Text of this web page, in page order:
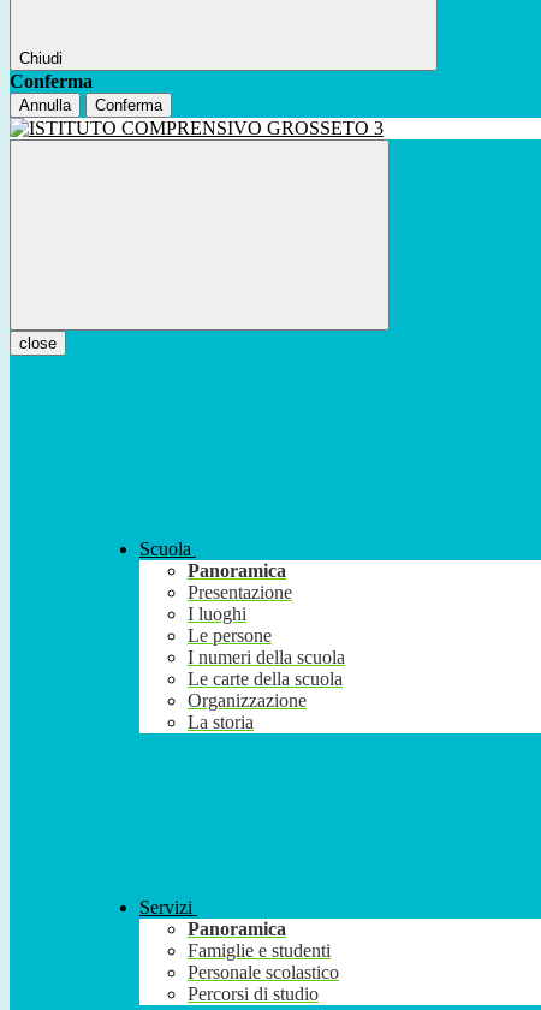
Chiudi
Conferma
Annulla Conferma
close
Scuola
Panoramica
Presentazione
I luoghi
Le persone
I numeri della scuola
Le carte della scuola
Organizzazione
La storia
Servizi
Panoramica
Famiglie e studenti
Personale scolastico
Percorsi di studio